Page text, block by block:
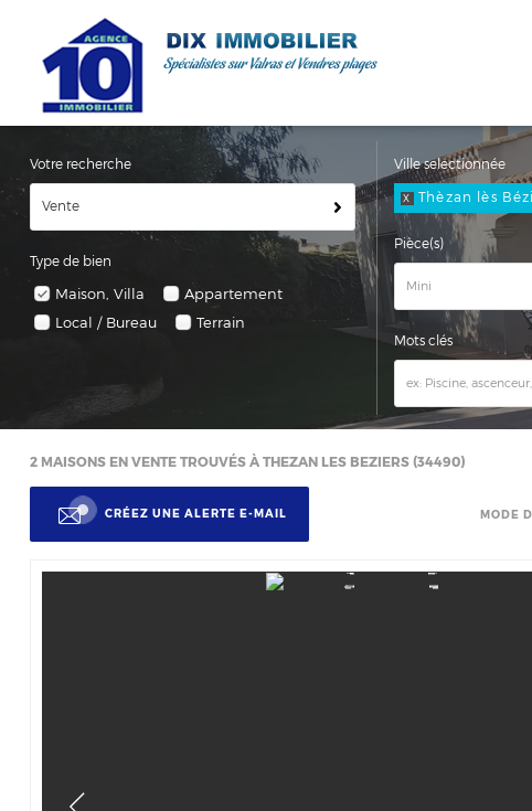
Votre recherche
Vente
Type de bien
Maison, Villa
Appartement
Local / Bureau
Terrain
Ville selectionnée
X Thèzan lès
Pièce(s)
Mots clés
2 MAISONS EN VENTE TROUVÉS À THEZAN LES BEZIERS (34490)
CRÉEZ UNE ALERTE E-MAIL MODE